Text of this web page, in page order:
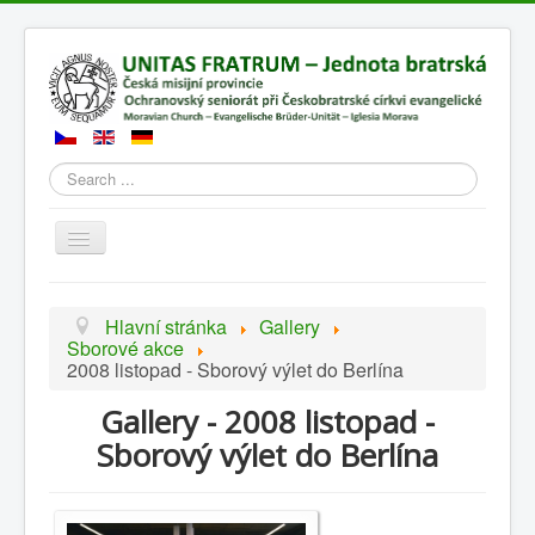
Search
Přepnout
navigaci
Hlavní stránka Gallery
Sborové akce
2008 listopad - Sborový výlet do Berlína
Gallery - 2008 listopad -
Sborový výlet do Berlína